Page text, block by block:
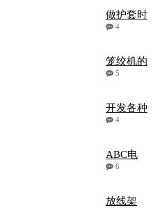
做护套时
4
笼绞机的
5
开发各种
4
ABC电
6
放线架